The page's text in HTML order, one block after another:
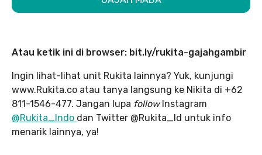
Atau ketik ini di browser: bit.ly/rukita-gajahgambir
Ingin lihat-lihat unit Rukita lainnya? Yuk, kunjungi
www.Rukita.co atau tanya langsung ke Nikita di +62
811-1546-477. Jangan lupa follow Instagram
@Rukita_Indo dan Twitter @Rukita_Id untuk info
menarik lainnya, ya!